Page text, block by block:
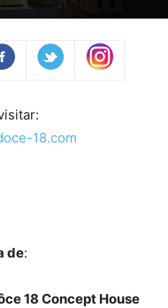
18.com
de:
18 Concept House